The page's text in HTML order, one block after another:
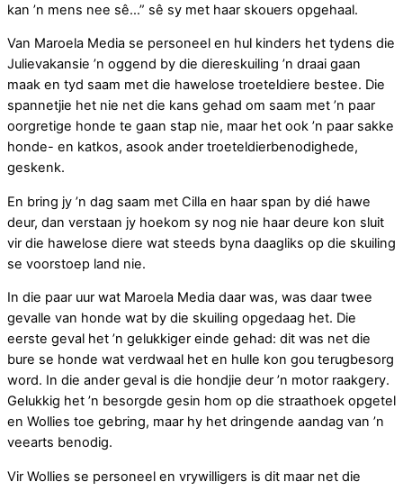
kan ʼn mens nee sê…” sê sy met haar skouers opgehaal.
Van Maroela Media se personeel en hul kinders het tydens die
Julievakansie ʼn oggend by die diereskuiling ʼn draai gaan
maak en tyd saam met die hawelose troeteldiere bestee. Die
spannetjie het nie net die kans gehad om saam met ʼn paar
oorgretige honde te gaan stap nie, maar het ook ʼn paar sakke
honde- en katkos, asook ander troeteldierbenodighede,
geskenk.
En bring jy ʼn dag saam met Cilla en haar span by dié hawe
deur, dan verstaan jy hoekom sy nog nie haar deure kon sluit
vir die hawelose diere wat steeds byna daagliks op die skuiling
se voorstoep land nie.
In die paar uur wat Maroela Media daar was, was daar twee
gevalle van honde wat by die skuiling opgedaag het. Die
eerste geval het ʼn gelukkiger einde gehad: dit was net die
bure se honde wat verdwaal het en hulle kon gou terugbesorg
word. In die ander geval is die hondjie deur ʼn motor raakgery.
Gelukkig het ʼn besorgde gesin hom op die straathoek opgetel
en Wollies toe gebring, maar hy het dringende aandag van ʼn
veearts benodig.
Vir Wollies se personeel en vrywilligers is dit maar net die